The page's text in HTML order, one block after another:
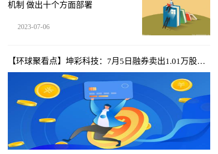
机制 做出十个方面部署
2023-07-06
【环球聚看点】坤彩科技：7月5日融券卖出1.01万股，
融资融券余额4.39亿元